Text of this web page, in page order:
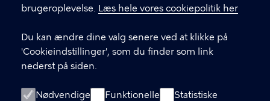
brugeroplevelse. Læs hele vores cookiepolitik her
Du kan ændre dine valg senere ved at klikke på
'Cookieindstillinger', som du finder som link
nederst på siden.
Nødvendige Funktionelle Statistiske
Københavns Rådhus, Rådhuspladsen 1, 3. sal
Center for Byudvikling, Økonomiforvaltningen